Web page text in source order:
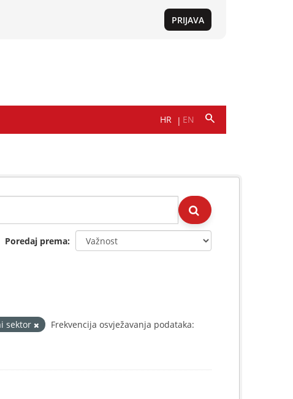
Poredaj prema
sektor
Frekvencija osvježavanja podataka: